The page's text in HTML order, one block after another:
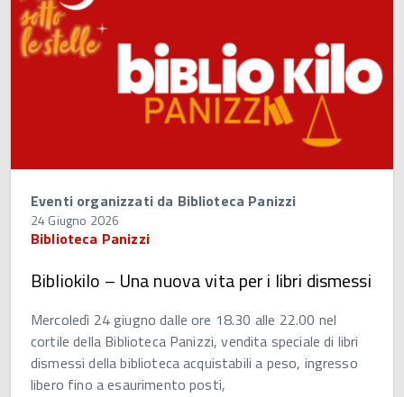
Eventi organizzati da Biblioteca Panizzi
24 Giugno 2026
Biblioteca Panizzi
Bibliokilo – Una nuova vita per i libri dismessi
Mercoledì 24 giugno dalle ore 18.30 alle 22.00 nel
cortile della Biblioteca Panizzi, vendita speciale di libri
dismessi della biblioteca acquistabili a peso, ingresso
libero fino a esaurimento posti,